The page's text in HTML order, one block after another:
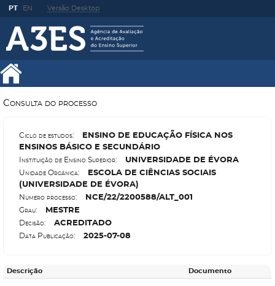
PT EN Versão Desktop
Consulta do processo
Ciclo de estudos: E NSINO DE EDUCAÇÃO FÍSICA NOS
ENSINOS BÁSICO E SECUNDÁRIO
Instituição de Ensino Superior: U NIVERSIDADE DE ÉVORA
Unidade Orgânica: ESCOLA DE CIÊNCIAS SOCIAIS
(UNIVERSIDADE DE ÉVORA)
Número processo: N CE/22/2200588/ALT_001
Grau: M ESTRE
Decisão: ACREDITADO
Data Publicação: 2025-07-08
Descrição Documento